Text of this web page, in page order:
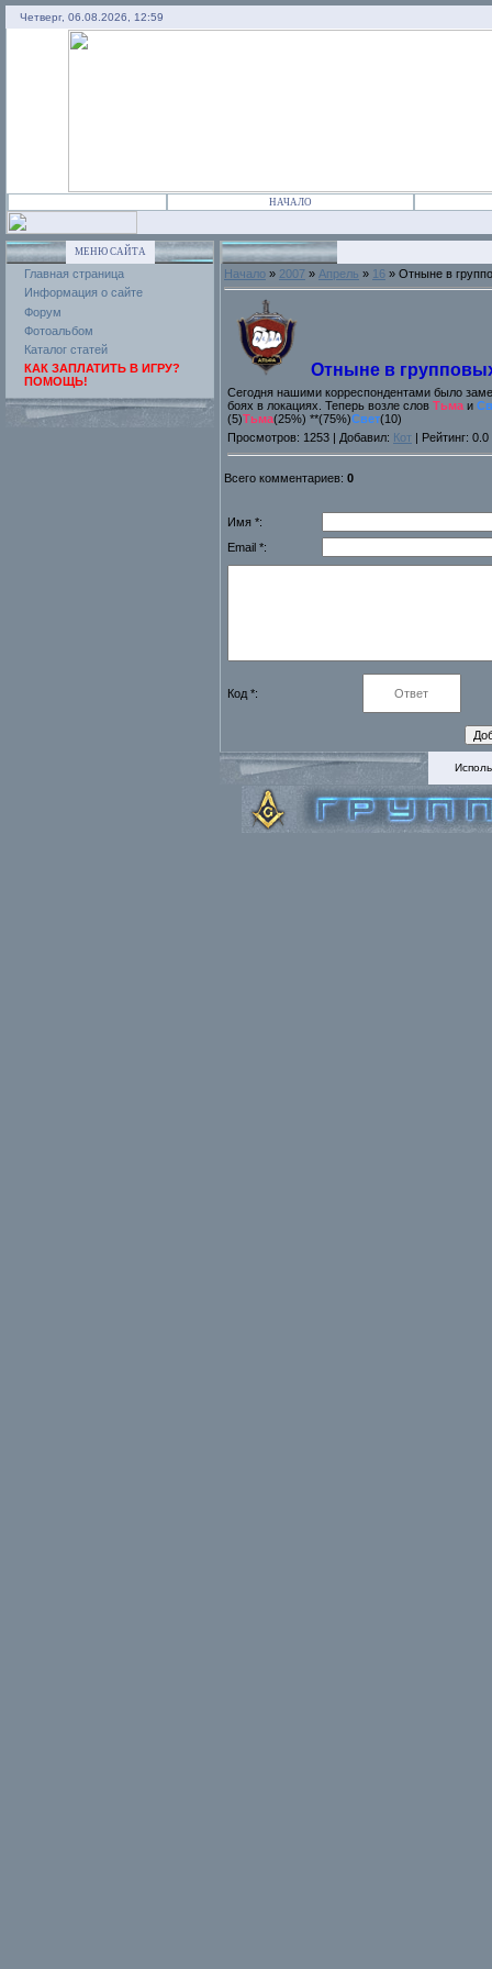
Четверг, 06.08.2026, 12:59
НАЧАЛО
МЕНЮ САЙТА
Главная страница
Информация о сайте
Форум
Фотоальбом
Каталог статей
КАК ЗАПЛАТИТЬ В ИГРУ?
ПОМОЩЬ!
Начало » 2007 » Апрель » 16 » Отныне в
Отныне в
Сегодня нашими корреспондентами было
боях в локациях. Теперь возле слов Тьма и
(5)Тьма(25%) **(75%)Свет(10)
Просмотров: 1253 | Добавил: Кот | Рейтинг:
Всего комментариев: 0
Имя *:
Email *:
Код *: